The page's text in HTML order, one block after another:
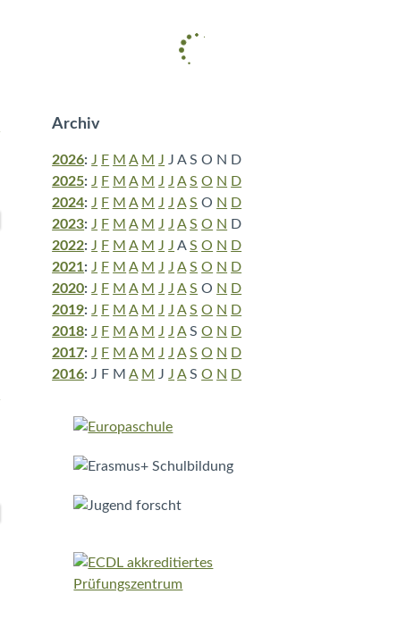
Archiv
2026: J F M A M J J A S O N D
2025: J F M A M J J A S O N D
2024: J F M A M J J A S O N D
2023: J F M A M J J A S O N D
2022: J F M A M J J A S O N D
2021: J F M A M J J A S O N D
2020: J F M A M J J A S O N D
2019: J F M A M J J A S O N D
2018: J F M A M J J A S O N D
2017: J F M A M J J A S O N D
2016: J F M A M J J A S O N D